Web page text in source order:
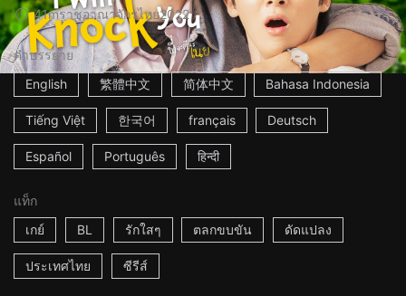
41mราชอาณาจักรไทย2022
คำบรรยาย
English
繁體中文 简体中文 Bahasa Indonesia
Tiếng Việt 한국어 français Deutsch
Español Português हिन्दी
แท็ก
เกย์
BL รักใสๆ ตลกขบขัน ดัดแปลง
ประเทศไทย ซีรีส์